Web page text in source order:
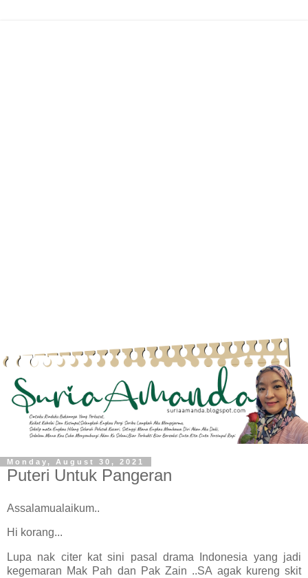
Monday, August 30, 2021
Puteri Untuk Pangeran
Assalamualaikum..
Hi korang...
Lupa nak citer kat sini pasal drama Indonesia yang jadi
kegemaran Mak Pah dan Pak Zain ..SA agak kureng skit